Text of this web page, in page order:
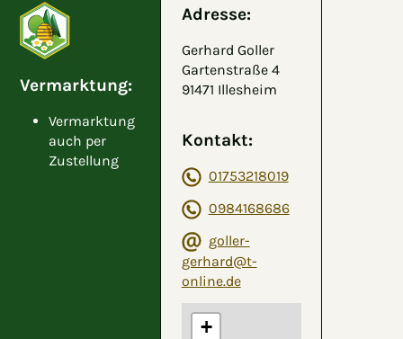
Vermarktung:
Vermarktung
auch per
Zustellung
Adresse:
Gerhard Goller
Gartenstraße 4
91471 Illesheim
Kontakt:
01753218019
0984168686
goller-
gerhard@t-
online.de
+